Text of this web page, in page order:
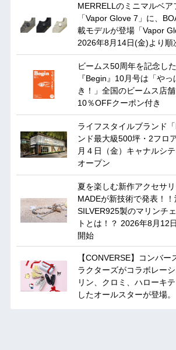
MERRELLのミニマルベア
「Vapor Glove 7」に、
載モデルが登場「Vapor
2026年8月14日(金)より順
ビームス50周年を記念し
『Begin』10月号は「や
き！」全国のビームス店
10％OFFクーポン付き
ライフスタイルブランド
ンド最大級500坪・2フロ
月４日（金）キャナルシ
オープン
夏を楽しむ新作アクセサ
MADEが新技術で発表！
SILVER925製のマリンチ
トとは！？ 2026年8月12
開始
【CONVERSE】コンバー
ラクターズがコラボレー
リン、クロミ、ハローキ
したオールスターが登場。